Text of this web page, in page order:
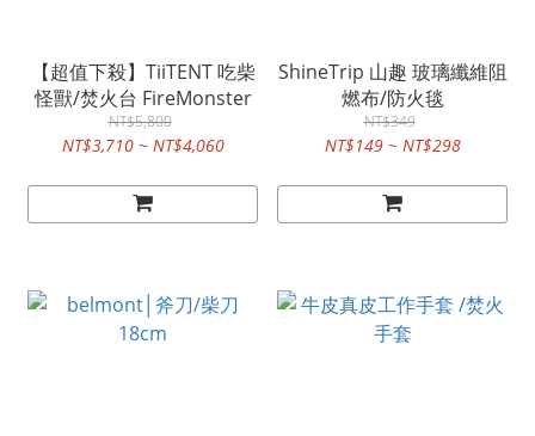
【超值下殺】TiiTENT 吃柴
怪獸/焚火台 FireMonster
NT$5,800
NT$3,710 ~ NT$4,060
ShineTrip 山趣 玻璃纖維阻
燃布/防火毯
NT$349
NT$149 ~ NT$298